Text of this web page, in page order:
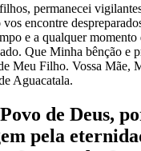
permanecei
encontre
e a qualquer momento
Que Minha bênção e
Meu Filho. Vossa Mãe,
Aguacatala.
de Deus,
pela